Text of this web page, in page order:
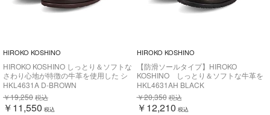
HIROKO KOSHINO
HIROKO KOSHINO しっとり＆ソフトな
さわり心地が特徴の牛革を使用した シ
ョート丈 サイドゴアブーツ HKL4631
HKL4631A D-BROWN
￥11,550 税込
￥19,250税込
HIROKO KOSHINO
【防滑ソールタイプ】HIROKO
KOSHINO しっとり＆ソフトな牛革を
使用した カジュアルショートブーツ
HKL4630AH
HKL4631AH BLACK
￥12,210 税込
￥20,350税込